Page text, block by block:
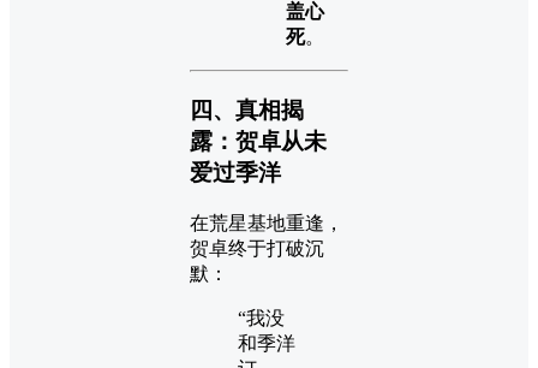
盖心
死。
四、真相揭
露：贺卓从未
爱过季洋
在荒星基地重逢，
贺卓终于打破沉
默：
“我没
和季洋